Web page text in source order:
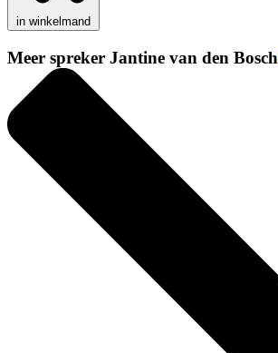
in winkelmand
Meer spreker Jantine van den Bosch